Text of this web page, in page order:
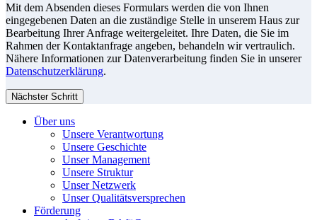
Mit dem Absenden dieses Formulars werden die von Ihnen
eingegebenen Daten an die zuständige Stelle in unserem Haus zur
Bearbeitung Ihrer Anfrage weitergeleitet. Ihre Daten, die Sie im
Rahmen der Kontaktanfrage angeben, behandeln wir vertraulich.
Nähere Informationen zur Datenverarbeitung finden Sie in unserer
Datenschutzerklärung.
Nächster Schritt
Über uns
Unsere Verantwortung
Unsere Geschichte
Unser Management
Unsere Struktur
Unser Netzwerk
Unser Qualitätsversprechen
Förderung